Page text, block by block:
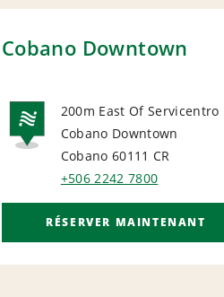
Cobano Downtown
200m East Of Servicentro
Cobano Downtown
Cobano 60111 CR
+506 2242 7800
RÉSERVER MAINTENANT